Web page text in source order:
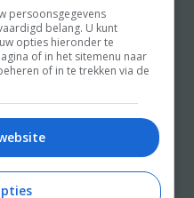
persoonsgegevens
belang. U kunt
opties hieronder te
of in het sitemenu naar
of in te trekken via de